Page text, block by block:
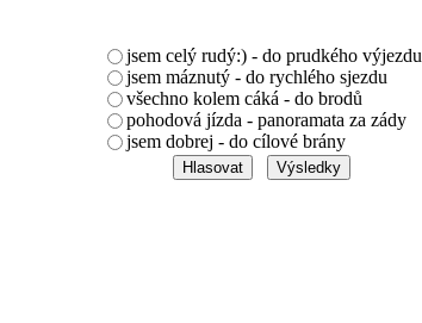
jsem celý rudý:) - do prudkého výjezdu
jsem máznutý - do rychlého sjezdu
všechno kolem cáká - do brodů
pohodová jízda - panoramata za zády
jsem dobrej - do cílové brány